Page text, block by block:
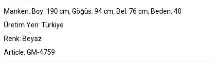
Manken: Boy: 190 cm, Göğüs: 94 cm, Bel: 76 cm, Beden: 40
Üretim Yeri: Türkiye
Renk: Beyaz
Article: GM-4759